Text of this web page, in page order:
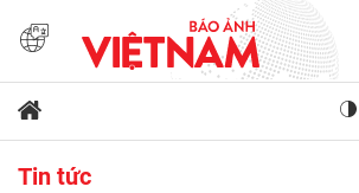
Tin tức